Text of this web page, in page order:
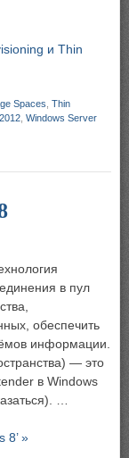
и Thin
Spaces Thin
Windows Server
в пул
обеспечить
информации.
— это
в Windows
…
8’ »